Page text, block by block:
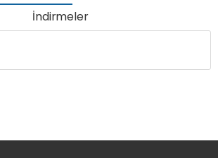
İndirmeler